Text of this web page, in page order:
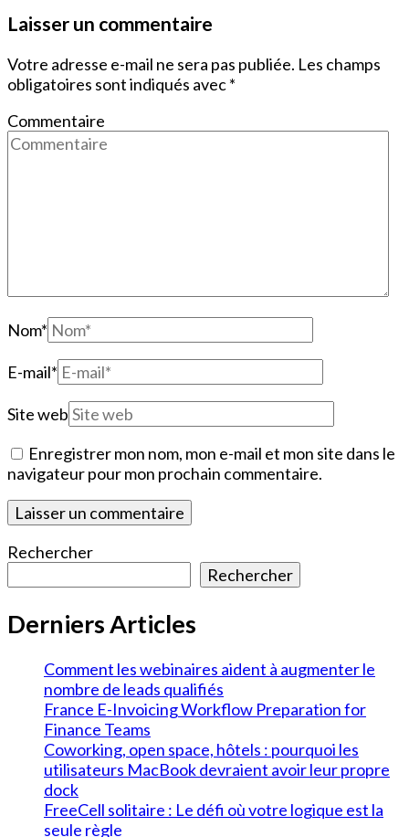
Laisser un commentaire
Votre adresse e-mail ne sera pas publiée. Les champs
obligatoires sont indiqués avec*
Commentaire
Nom*
E-mail*
Site web
Enregistrer mon nom, mon e-mail et mon site dans le
navigateur pour mon prochain commentaire.
Rechercher
Rechercher
Derniers Articles
Comment les webinaires aident à augmenter le
nombre de leads qualifiés
France E-Invoicing Workflow Preparation for
Finance Teams
Coworking, open space, hôtels : pourquoi les
utilisateurs MacBook devraient avoir leur propre
dock
FreeCell solitaire : Le défi où votre logique est la
seule règle